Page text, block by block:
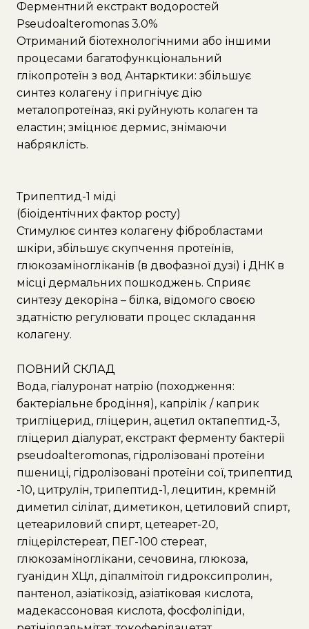
Ферментний екстракт водоростей
Pseudoalteromonas 3.0%
Отриманий біотехнологічними або іншими
процесами багатофункціональний
глікопротеїн з вод Антарктики: збільшує
синтез колагену і пригнічує дію
металопротеїназ, які руйнують колаген та
еластин; зміцнює дермис, знімаючи
набряклість.
Трипептид-1 міді
(біоідентічних фактор росту)
Стимулює синтез колагену фібробластами
шкіри, збільшує скупчення протеїнів,
глюкозаміногліканів (в двофазної дузі) і ДНК в
місці дермальних пошкоджень. Сприяє
синтезу декоріна – білка, відомого своєю
здатністю регулювати процес складання
колагену.
ПОВНИЙ СКЛАД
Вода, гіалуронат натрію (походження:
бактеріальне бродіння), капрілік / каприк
тригліцерид, гліцерин, ацетил октапептид-3,
гліцерил діалурат, екстракт ферменту бактерії
pseudoalteromonas, гідролізовані протеїни
пшениці, гідролізовані протеїни сої, трипептид
-10, цитрулін, трипептид-1, лецитин, кремній
диметил сілілат, диметикон, цетиловий спирт,
цетеариловий спирт, цетеарет-20,
гліцерілстереат, ПЕГ-100 стереат,
глюкозаміноглікани, сечовина, глюкоза,
гуанідин ХЦл, діпалмітоіл гидроксипролин,
пантенол, азіатікозід, азіатіковая кислота,
мадекассоновая кислота, фосфоліпіди,